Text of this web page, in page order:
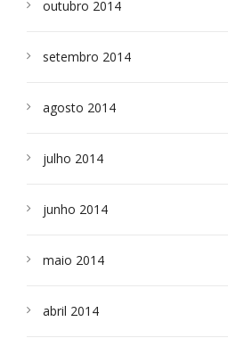
outubro 2014
setembro 2014
agosto 2014
julho 2014
junho 2014
maio 2014
abril 2014